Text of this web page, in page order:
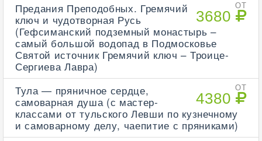
ОТ
3680
Предания Преподобных. Гремячий
ключ и чудотворная Русь
(Гефсиманский подземный монастырь –
самый большой водопад в Подмосковье
Святой источник Гремячий ключ – Троице-
Сергиева Лавра)
ОТ
4380
Тула — пряничное сердце,
самоварная душа (с мастер-
классами от тульского Левши по кузнечному
и самоварному делу, чаепитие с пряниками)